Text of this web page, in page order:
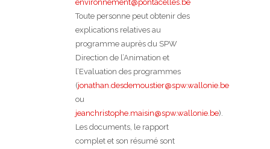
environnement@pontacelles.be
Toute personne peut obtenir des
explications relatives au
programme auprès du SPW
Direction de l’Animation et
l’Evaluation des programmes
(jonathan.desdemoustier@spw.wallonie.be
ou
jeanchristophe.maisin@spw.wallonie.be).
Les documents, le rapport
complet et son résumé sont